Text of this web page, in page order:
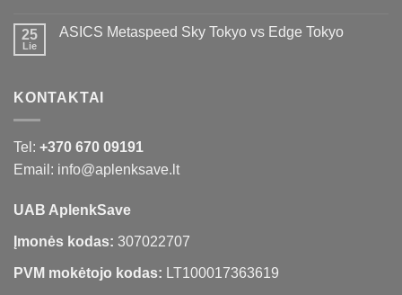
25
Lie
ASICS Metaspeed Sky Tokyo vs Edge Tokyo
KONTAKTAI
Tel: +370 670 09191
Email: info@aplenksave.lt
UAB AplenkSave
Įmonės kodas: 307022707
PVM mokėtojo kodas: LT100017363619